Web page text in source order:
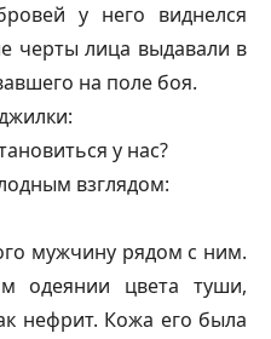
у него виднелся
черты лица выдавали в
на поле боя.
у нас?
взглядом:
мужчину рядом с ним.
одеянии цвета туши,
нефрит. Кожа его была